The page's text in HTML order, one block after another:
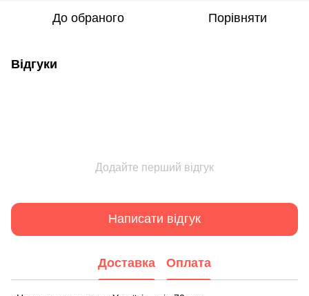
До обраного Порівняти
Відгуки
Додайте перший відгук
Написати відгук
Доставка Оплата